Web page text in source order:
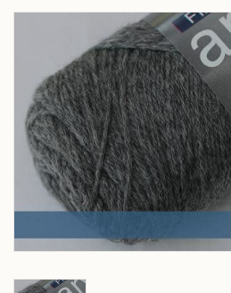
workshops
Cadeaubon
Solden
Over wolder